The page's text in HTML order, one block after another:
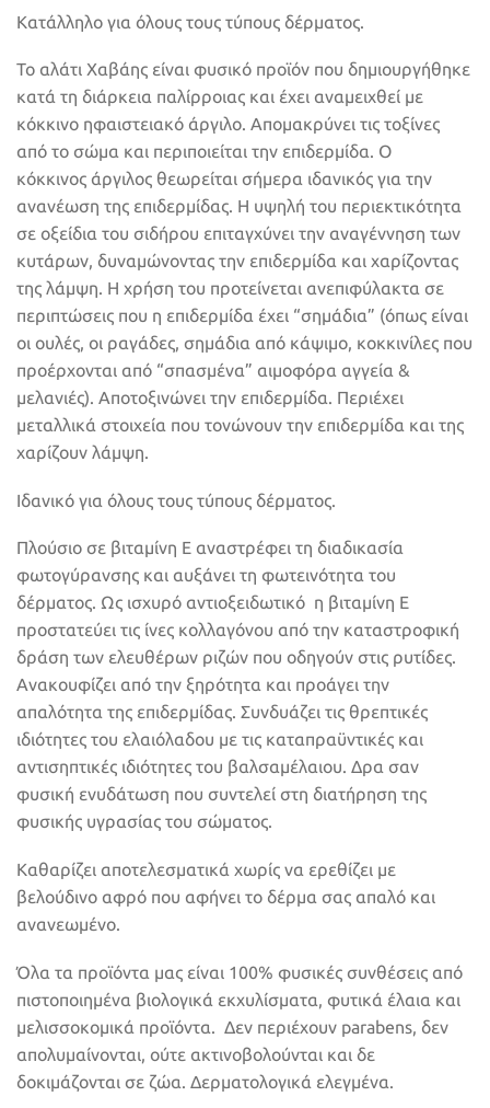
Κατάλληλο για όλους τους τύπους δέρματος.
Το αλάτι Χαβάης είναι φυσικό προϊόν που δημιουργήθηκε
κατά τη διάρκεια παλίρροιας και έχει αναμειχθεί με
κόκκινο ηφαιστειακό άργιλο. Απομακρύνει τις τοξίνες
από το σώμα και περιποιείται την επιδερμίδα. Ο
κόκκινος άργιλος θεωρείται σήμερα ιδανικός για την
ανανέωση της επιδερμίδας. Η υψηλή του περιεκτικότητα
σε οξείδια του σιδήρου επιταγχύνει την αναγέννηση των
κυτάρων, δυναμώνοντας την επιδερμίδα και χαρίζοντας
της λάμψη. Η χρήση του προτείνεται ανεπιφύλακτα σε
περιπτώσεις που η επιδερμίδα έχει “σημάδια” (όπως είναι
οι ουλές, οι ραγάδες, σημάδια από κάψιμο, κοκκινίλες που
προέρχονται από “σπασμένα” αιμοφόρα αγγεία &
μελανιές). Αποτοξινώνει την επιδερμίδα. Περιέχει
μεταλλικά στοιχεία που τονώνουν την επιδερμίδα και της
χαρίζουν λάμψη.
Ιδανικό για όλους τους τύπους δέρματος.
Πλούσιο σε βιταμίνη Ε αναστρέφει τη διαδικασία
φωτογύρανσης και αυξάνει τη φωτεινότητα του
δέρματος. Ως ισχυρό αντιοξειδωτικό η βιταμίνη Ε
προστατεύει τις ίνες κολλαγόνου από την καταστροφική
δράση των ελευθέρων ριζών που οδηγούν στις ρυτίδες.
Ανακουφίζει από την ξηρότητα και προάγει την
απαλότητα της επιδερμίδας. Συνδυάζει τις θρεπτικές
ιδιότητες του ελαιόλαδου με τις καταπραϋντικές και
αντισηπτικές ιδιότητες του βαλσαμέλαιου. Δρα σαν
φυσική ενυδάτωση που συντελεί στη διατήρηση της
φυσικής υγρασίας του σώματος.
Καθαρίζει αποτελεσματικά χωρίς να ερεθίζει με
βελούδινο αφρό που αφήνει το δέρμα σας απαλό και
ανανεωμένο.
Όλα τα προϊόντα μας είναι 100% φυσικές συνθέσεις από
πιστοποιημένα βιολογικά εκχυλίσματα, φυτικά έλαια και
μελισσοκομικά προϊόντα. Δεν περιέχουν parabens, δεν
απολυμαίνονται, ούτε ακτινοβολούνται και δε
δοκιμάζονται σε ζώα. Δερματολογικά ελεγμένα.